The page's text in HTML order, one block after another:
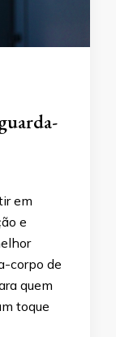
em
e
corpo de
quem
toque